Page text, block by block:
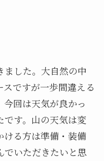
ました。大自然の中
ですが一歩間違える
今回は天気が良かっ
です。山の天気は変
ける方は準備・装備
でいただきたいと思